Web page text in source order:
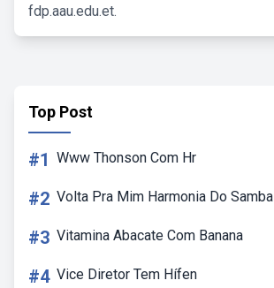
fdp.aau.edu.et.
Top Post
#1 Www Thonson Com Hr
#2 Volta Pra Mim Harmonia Do Samba
#3 Vitamina Abacate Com Banana
#4 Vice Diretor Tem Hífen